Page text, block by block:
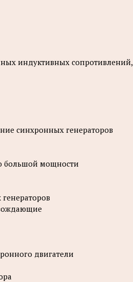
индуктивных сопротивлений,
синхронных генераторов
большой мощности
двигатели